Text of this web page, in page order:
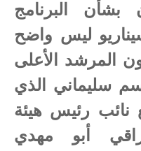
بشأن البرنامج
ليس واضح
المرشد الأعلى
سليماني الذي
يناير 2020 مع نائب رئيس هيئة
أبو مهدي